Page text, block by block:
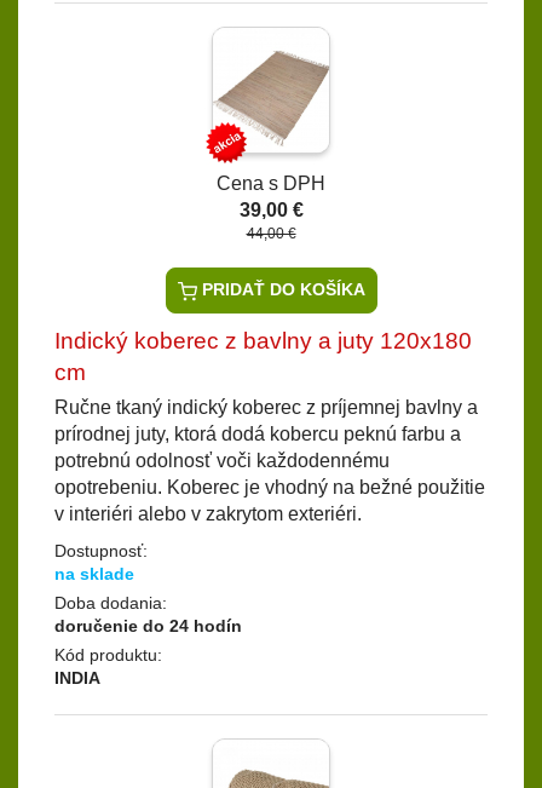
Cena s DPH
39,00 €
44,00 €
PRIDAŤ DO KOŠÍKA
Indický koberec z bavlny a juty 120x180
cm
Ručne tkaný indický koberec z príjemnej bavlny a
prírodnej juty, ktorá dodá kobercu peknú farbu a
potrebnú odolnosť voči každodennému
opotrebeniu. Koberec je vhodný na bežné použitie
v interiéri alebo v zakrytom exteriéri.
Dostupnosť:
na sklade
Doba dodania:
doručenie do 24 hodín
Kód produktu:
INDIA